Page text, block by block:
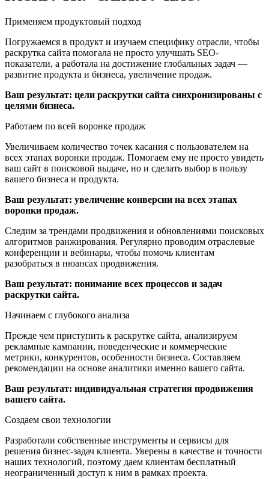
Применяем продуктовый подход
Погружаемся в продукт и изучаем специфику отрасли, чтобы
раскрутка сайта помогала не просто улучшать SEO-
показатели, а работала на достижение глобальных задач —
развитие продукта и бизнеса, увеличение продаж.
Ваш результат: цели раскрутки сайта синхронизированы с
целями бизнеса.
Работаем по всей воронке продаж
Увеличиваем количество точек касания с пользователем на
всех этапах воронки продаж. Помогаем ему не просто увидеть
ваш сайт в поисковой выдаче, но и сделать выбор в пользу
вашего бизнеса и продукта.
Ваш результат: увеличение конверсии на всех этапах
воронки продаж.
Следим за трендами продвижения и обновлениями поисковых
алгоритмов ранжирования. Регулярно проводим отраслевые
конференции и вебинары, чтобы помочь клиентам
разобраться в нюансах продвижения.
Ваш результат: понимание всех процессов и задач
раскрутки сайта.
Начинаем с глубокого анализа
Прежде чем приступить к раскрутке сайта, анализируем
рекламные кампании, поведенческие и коммерческие
метрики, конкурентов, особенности бизнеса. Составляем
рекомендации на основе аналитики именно вашего сайта.
Ваш результат: индивидуальная стратегия продвижения
вашего сайта.
Создаем свои технологии
Разработали собственные инструменты и сервисы для
решения бизнес-задач клиента. Уверены в качестве и точности
наших технологий, поэтому даем клиентам бесплатный
неограниченный доступ к ним в рамках проекта.